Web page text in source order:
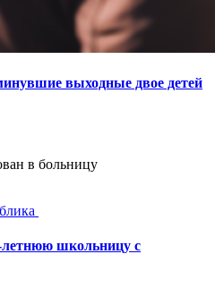
выходные двое детей
в больницу
летнюю школьницу с